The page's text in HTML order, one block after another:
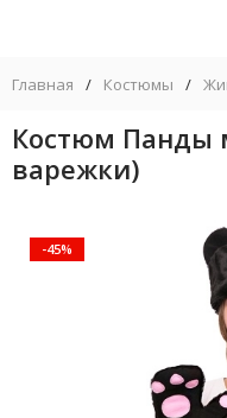
Главная / Костюмы /
Костюм Панды
варежки)
-45%